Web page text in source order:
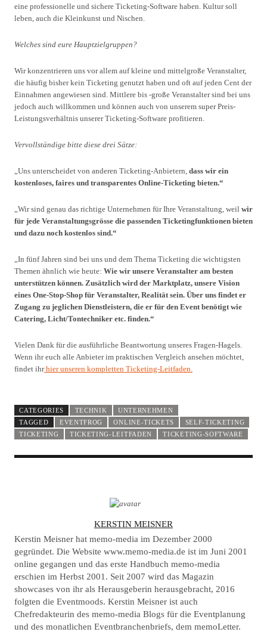
eine professionelle und sichere Ticketing-Software haben. Kultur soll
leben, auch die Kleinkunst und Nischen.
Welches sind eure Hauptzielgruppen?
Wir konzentrieren uns vor allem auf kleine und mittelgroße Veranstalter,
die häufig bisher kein Ticketing genutzt haben und oft auf jeden Cent der
Einnahmen angewiesen sind. Mittlere bis -große Veranstalter sind bei uns
jedoch auch willkommen und können auch von unserem super Preis-
Leistungsverhältnis unserer Ticketing-Software profitieren.
Vervollständige bitte diese drei Sätze:
„Uns unterscheidet von anderen Ticketing-Anbietern, dass wir ein
kostenloses, faires und transparentes Online-Ticketing bieten.“
„Wir sind genau das richtige Unternehmen für Ihre Veranstaltung, weil wir
für jede Veranstaltungsgrösse die passenden Ticketingfunktionen bieten
und dazu noch kostenlos sind.“
„In fünf Jahren sind bei uns und dem Thema Ticketing die wichtigsten
Themen ähnlich wie heute: Wie wir unsere Veranstalter am besten
unterstützen können. Zusätzlich wird der Marktplatz, unsere Vision
eines One-Stop-Shop für Veranstalter, Realität sein. Über uns findet er
Zugang zu jeglichen Dienstleistern, die er für den Event benötigt wie
Catering, Licht/Tontechniker etc. finden.“
Vielen Dank für die ausführliche Beantwortung unseres Fragen-Hagels.
Wenn ihr euch alle Anbieter im praktischen Vergleich ansehen möchtet,
findet ihrhier unseren kompletten Ticketing-Leitfaden.
CATEGORIES TECHNIK
UNTERNEHMEN
TAGGED
EVENTFROG ONLINE-TICKETS
SELF-TICKETING
TICKETING
TICKETING-LEITFADEN TICKETING-SOFTWARE
U
T
H
O
R
KERSTIN MEISNER
Kerstin Meisner hat memo-media im Dezember 2000
gegründet. Die Website www.memo-media.de ist im Juni 2001
online gegangen und das erste Handbuch memo-media
erschien im Herbst 2001. Seit 2007 wird das Magazin
showcases von ihr als Herausgeberin herausgebracht, 2016
folgten die Eventmoods. Kerstin Meisner ist auch
Chefredakteurin des memo-media Blogs für die Eventplanung
und des monatlichen Eventbranchenbriefs, dem memoLetter.